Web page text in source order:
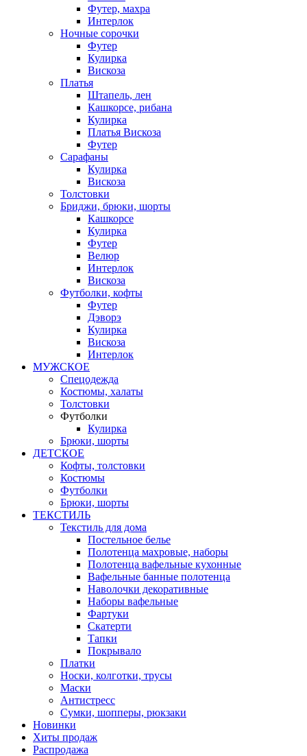
Футер, махра
Интерлок
Ночные сорочки
Футер
Кулирка
Вискоза
Платья
Штапель, лен
Кашкорсе, рибана
Кулирка
Платья Вискоза
Футер
Сарафаны
Кулирка
Вискоза
Толстовки
Бриджи, брюки, шорты
Кашкорсе
Кулирка
Футер
Велюр
Интерлок
Вискоза
Футболки, кофты
Футер
Дэворэ
Кулирка
Вискоза
Интерлок
МУЖСКОЕ
Спецодежда
Костюмы, халаты
Толстовки
Футболки
Кулирка
Брюки, шорты
ДЕТСКОЕ
Кофты, толстовки
Костюмы
Футболки
Брюки, шорты
ТЕКСТИЛЬ
Текстиль для дома
Постельное белье
Полотенца махровые, наборы
Полотенца вафельные кухонные
Вафельные банные полотенца
Наволочки декоративные
Наборы вафельные
Фартуки
Скатерти
Тапки
Покрывало
Платки
Носки, колготки, трусы
Маски
Антистресс
Сумки, шопперы, рюкзаки
Новинки
Хиты продаж
Распродажа